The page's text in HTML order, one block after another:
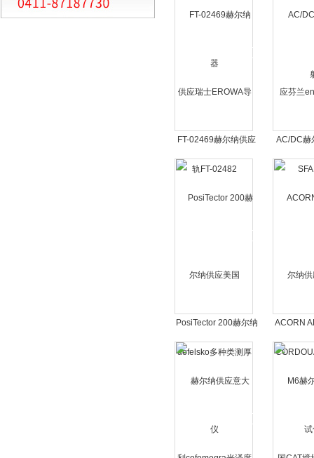
FT-02469赫尔纳供应
瑞士EROWA导轨FT-
02482
AC/DC赫
兰enedo
PosiTector 200赫尔纳
供应美国defelsko多种
类测厚仪
ACORN
供应法国
粒度